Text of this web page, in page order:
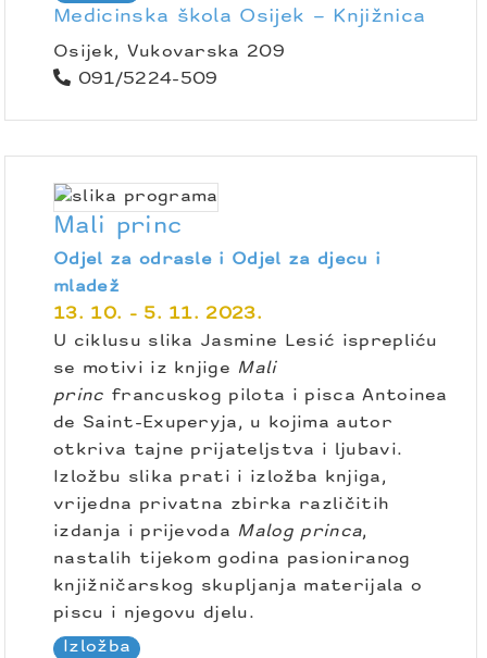
Medicinska škola Osijek – Knjižnica
Osijek, Vukovarska 209
091/5224-509
Mali princ
Odjel za odrasle i Odjel za djecu i
mladež
13. 10. - 5. 11. 2023.
U ciklusu slika Jasmine Lesić isprepliću
se motivi iz knjige Mali
princ francuskog pilota i pisca Antoinea
de Saint-Exuperyja, u kojima autor
otkriva tajne prijateljstva i ljubavi.
Izložbu slika prati i izložba knjiga,
vrijedna privatna zbirka različitih
izdanja i prijevoda Malog princa,
nastalih tijekom godina pasioniranog
knjižničarskog skupljanja materijala o
piscu i njegovu djelu.
Izložba